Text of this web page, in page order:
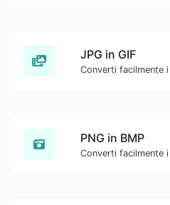
JPG in GIF
PNG in BMP